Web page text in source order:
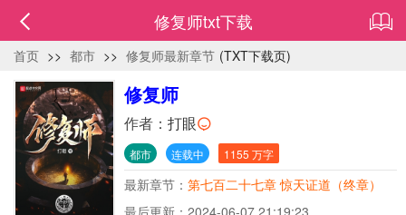
修复师txt下载
首页 >> 都市 >> 修复师最新章节 (TXT下载页)
修复师
作者： 打眼
都市 连载中 1155 万字
最新章节： 第七百二十七章 惊天证道（终章）
最后更新：2024-06-07 21:19:23